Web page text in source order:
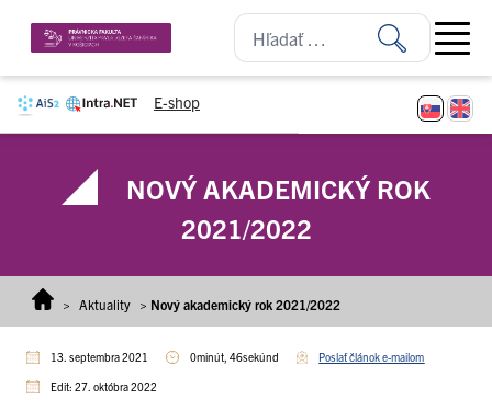
E-shop
Open
NOVÝ AKADEMICKÝ ROK
2021/2022
> Aktuality > Nový akademický rok 2021/2022
13. septembra 2021 0minút, 46sekúnd Poslať článok e-mailom
Edit: 27. októbra 2022